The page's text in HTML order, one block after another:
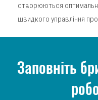
створюються
швидкого управління
Заповніть